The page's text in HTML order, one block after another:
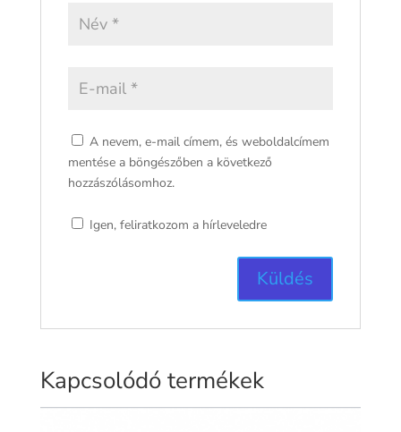
A nevem, e-mail címem, és weboldalcímem
mentése a böngészőben a következő
hozzászólásomhoz.
Igen, feliratkozom a hírleveledre
Kapcsolódó termékek